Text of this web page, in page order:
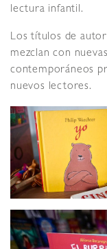
lectura infantil.
Los títulos de
mezclan con
contemporáneos
nuevos lectores.